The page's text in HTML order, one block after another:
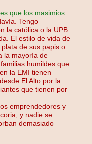
que los masimios
Tengo
la católica o la UPB
El estilo de vida de
de sus papis o
la mayoría de
humildes que
la EMI tienen
El Alto por la
que tienen por
emprendedores y
y nadie se
demasiado